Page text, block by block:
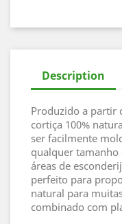
Description
Produzido a partir
cortiça 100%
ser facilmente
qualquer
áreas de
perfeito para
natural para
combinado com